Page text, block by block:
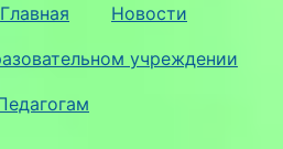
Главная Новости
учреждении